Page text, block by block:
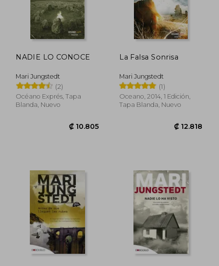
₡ 11.105 ₡
NADIE LO CONOCE
Mari Jungstedt
(2)
Océano Exprés, Tapa
Blanda, Nuevo
La Falsa Sonrisa
Mari Jungstedt
(1)
Oceano, 2014, 1 Edición,
Tapa Blanda, Nuevo